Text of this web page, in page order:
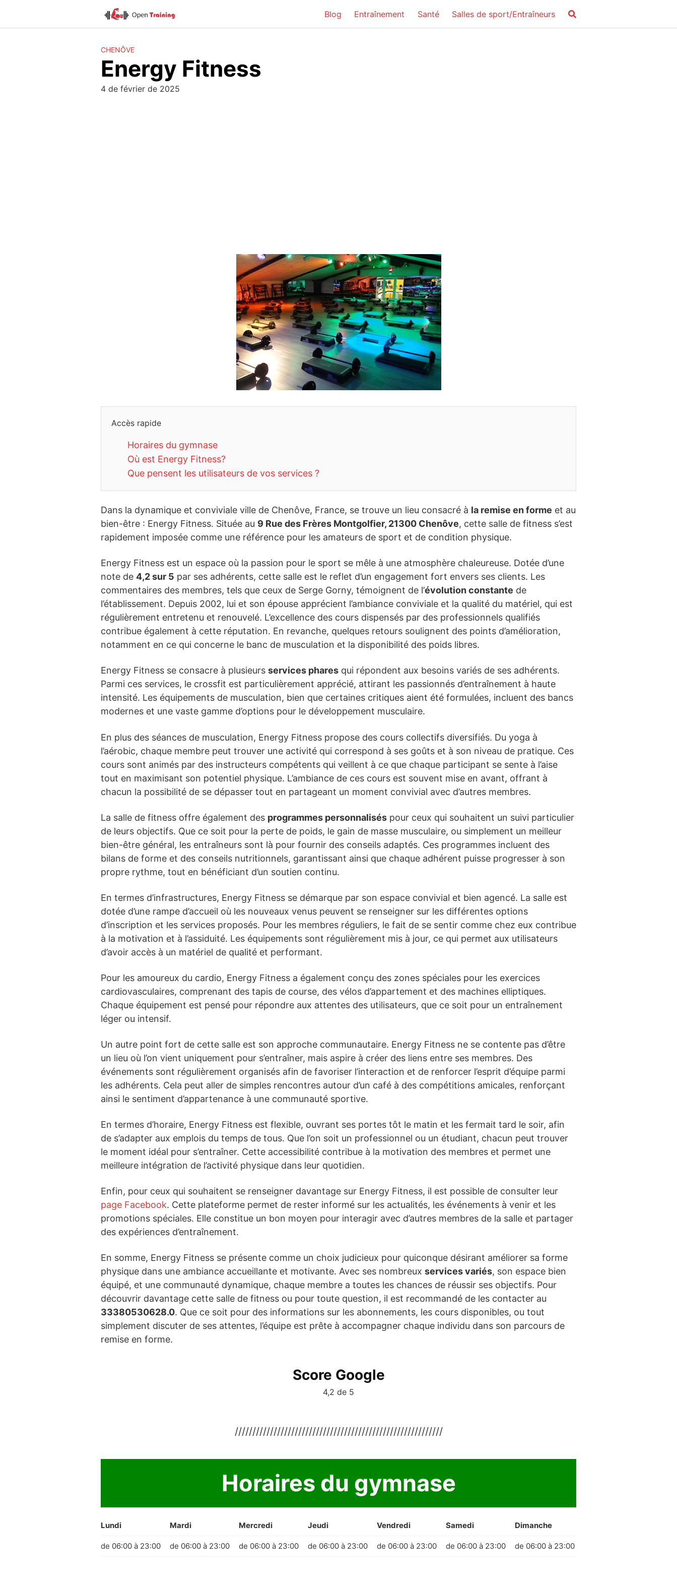
content
Blog Entraînement Santé Salles de sport/Entraîneurs
CHENÔVE
Energy Fitness
4 de février de 2025
Accès rapide
Horaires du gymnase
Où est Energy Fitness?
Que pensent les utilisateurs de vos services ?
Dans la dynamique et conviviale ville de Chenôve, France, se trouve un lieu consacré à la remise en forme et au
bien-être : Energy Fitness. Située au 9 Rue des Frères Montgolfier, 21300 Chenôve, cette salle de fitness s’est
rapidement imposée comme une référence pour les amateurs de sport et de condition physique.
Energy Fitness est un espace où la passion pour le sport se mêle à une atmosphère chaleureuse. Dotée d’une
note de 4,2 sur 5 par ses adhérents, cette salle est le reflet d’un engagement fort envers ses clients. Les
commentaires des membres, tels que ceux de Serge Gorny, témoignent de l’évolution constante de
l’établissement. Depuis 2002, lui et son épouse apprécient l’ambiance conviviale et la qualité du matériel, qui est
régulièrement entretenu et renouvelé. L’excellence des cours dispensés par des professionnels qualifiés
contribue également à cette réputation. En revanche, quelques retours soulignent des points d’amélioration,
notamment en ce qui concerne le banc de musculation et la disponibilité des poids libres.
Energy Fitness se consacre à plusieurs services phares qui répondent aux besoins variés de ses adhérents.
Parmi ces services, le crossfit est particulièrement apprécié, attirant les passionnés d’entraînement à haute
intensité. Les équipements de musculation, bien que certaines critiques aient été formulées, incluent des bancs
modernes et une vaste gamme d’options pour le développement musculaire.
En plus des séances de musculation, Energy Fitness propose des cours collectifs diversifiés. Du yoga à
l’aérobic, chaque membre peut trouver une activité qui correspond à ses goûts et à son niveau de pratique. Ces
cours sont animés par des instructeurs compétents qui veillent à ce que chaque participant se sente à l’aise
tout en maximisant son potentiel physique. L’ambiance de ces cours est souvent mise en avant, offrant à
chacun la possibilité de se dépasser tout en partageant un moment convivial avec d’autres membres.
La salle de fitness offre également des programmes personnalisés pour ceux qui souhaitent un suivi particulier
de leurs objectifs. Que ce soit pour la perte de poids, le gain de masse musculaire, ou simplement un meilleur
bien-être général, les entraîneurs sont là pour fournir des conseils adaptés. Ces programmes incluent des
bilans de forme et des conseils nutritionnels, garantissant ainsi que chaque adhérent puisse progresser à son
propre rythme, tout en bénéficiant d’un soutien continu.
En termes d’infrastructures, Energy Fitness se démarque par son espace convivial et bien agencé. La salle est
dotée d’une rampe d’accueil où les nouveaux venus peuvent se renseigner sur les différentes options
d’inscription et les services proposés. Pour les membres réguliers, le fait de se sentir comme chez eux contribue
à la motivation et à l’assiduité. Les équipements sont régulièrement mis à jour, ce qui permet aux utilisateurs
d’avoir accès à un matériel de qualité et performant.
Pour les amoureux du cardio, Energy Fitness a également conçu des zones spéciales pour les exercices
cardiovasculaires, comprenant des tapis de course, des vélos d’appartement et des machines elliptiques.
Chaque équipement est pensé pour répondre aux attentes des utilisateurs, que ce soit pour un entraînement
léger ou intensif.
Un autre point fort de cette salle est son approche communautaire. Energy Fitness ne se contente pas d’être
un lieu où l’on vient uniquement pour s’entraîner, mais aspire à créer des liens entre ses membres. Des
événements sont régulièrement organisés afin de favoriser l’interaction et de renforcer l’esprit d’équipe parmi
les adhérents. Cela peut aller de simples rencontres autour d’un café à des compétitions amicales, renforçant
ainsi le sentiment d’appartenance à une communauté sportive.
En termes d’horaire, Energy Fitness est flexible, ouvrant ses portes tôt le matin et les fermait tard le soir, afin
de s’adapter aux emplois du temps de tous. Que l’on soit un professionnel ou un étudiant, chacun peut trouver
le moment idéal pour s’entraîner. Cette accessibilité contribue à la motivation des membres et permet une
meilleure intégration de l’activité physique dans leur quotidien.
Enfin, pour ceux qui souhaitent se renseigner davantage sur Energy Fitness, il est possible de consulter leur
page Facebook. Cette plateforme permet de rester informé sur les actualités, les événements à venir et les
promotions spéciales. Elle constitue un bon moyen pour interagir avec d’autres membres de la salle et partager
des expériences d’entraînement.
En somme, Energy Fitness se présente comme un choix judicieux pour quiconque désirant améliorer sa forme
physique dans une ambiance accueillante et motivante. Avec ses nombreux services variés, son espace bien
équipé, et une communauté dynamique, chaque membre a toutes les chances de réussir ses objectifs. Pour
découvrir davantage cette salle de fitness ou pour toute question, il est recommandé de les contacter au
33380530628.0. Que ce soit pour des informations sur les abonnements, les cours disponibles, ou tout
simplement discuter de ses attentes, l’équipe est prête à accompagner chaque individu dans son parcours de
remise en forme.
Score Google
4,2 de 5
///////////////////////////////////////////////////////////
Horaires du gymnase
Lundi Mardi Mercredi Jeudi Vendredi Samedi Dimanche
de 06:00 à 23:00 de 06:00 à 23:00 de 06:00 à 23:00 de 06:00 à 23:00 de 06:00 à 23:00 de 06:00 à 23:00 de 06:00 à 23:00